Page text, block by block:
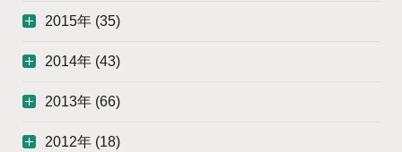
2015年 (35)
2014年 (43)
2013年 (66)
2012年 (18)